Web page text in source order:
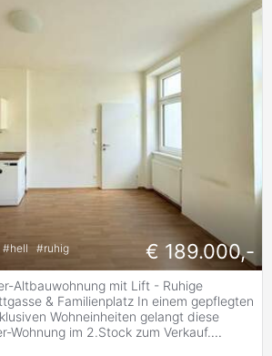
#hell #ruhig € 189.000,-
Altbauwohnung mit Lift - Ruhige
& Familienplatz In einem gepflegten
Wohneinheiten gelangt diese
Wohnung im 2.Stock zum Verkauf....